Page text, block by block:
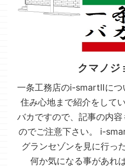
クマノジ
一条工務店のi-smartⅡにつ
住み心地まで紹介をして
バカですので、記事の内
のでご注意下さい。 i-
グランセゾンを見に行っ
何か気になる事があれ